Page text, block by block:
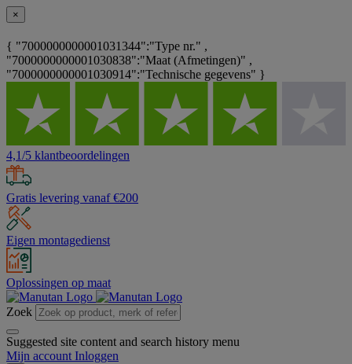
×
{ "7000000000001031344":"Type nr." ,
"7000000000001030838":"Maat (Afmetingen)" ,
"7000000000001030914":"Technische gegevens" }
4,1/5 klantbeoordelingen
Gratis levering vanaf €200
Eigen montagedienst
Oplossingen op maat
Zoek
Suggested site content and search history menu
Mijn account Inloggen